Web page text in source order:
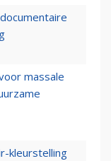
massale
kleurstelling